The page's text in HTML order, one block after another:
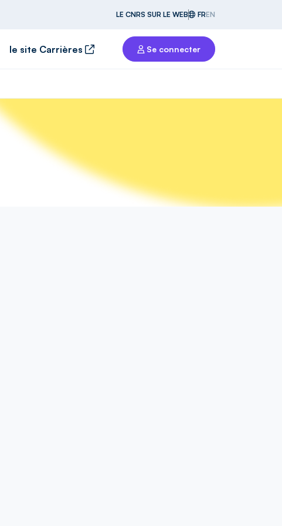
LE CNRS SUR LE WEB FREN
le site Carrières Se connecter